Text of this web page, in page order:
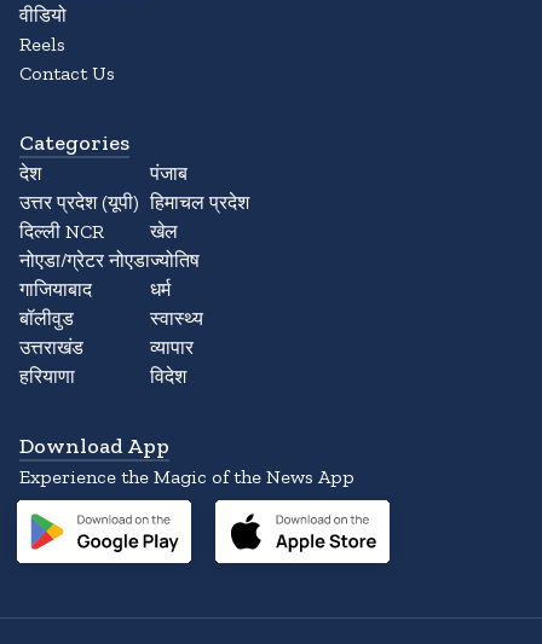
वीडियो
Reels
Contact Us
Categories
देश
उत्तर प्रदेश (यूपी)
दिल्ली NCR
नोएडा/ग्रेटर नोएडा
गाजियाबाद
बॉलीवुड
उत्तराखंड
हरियाणा
पंजाब
हिमाचल प्रदेश
खेल
ज्योतिष
धर्म
स्वास्थ्य
व्यापार
विदेश
Download App
Experience the Magic of the News App